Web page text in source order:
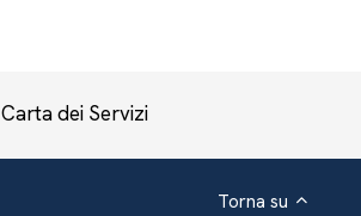
Carta dei Servizi
Torna su